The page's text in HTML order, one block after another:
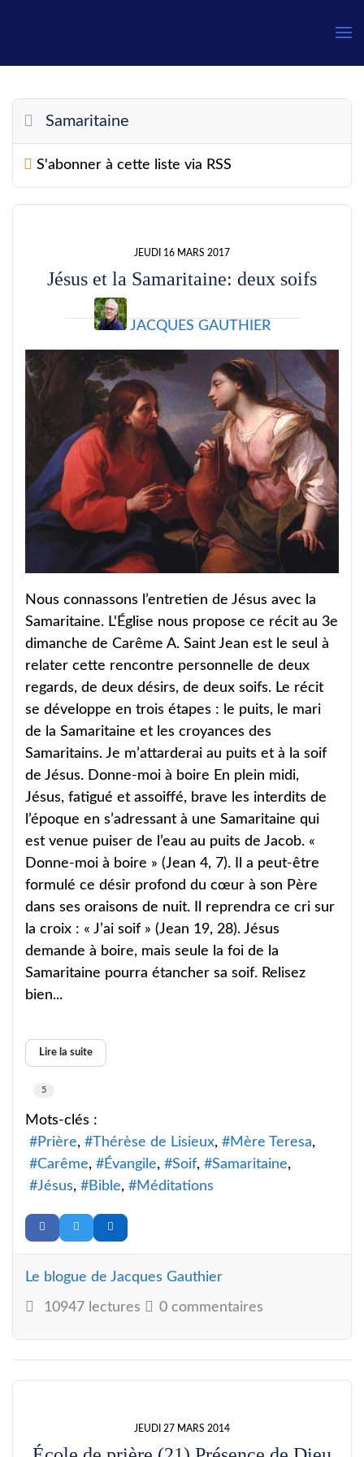
Samaritaine
S'abonner à cette liste via RSS
JEUDI 16 MARS 2017
Jésus et la Samaritaine: deux soifs
JACQUES GAUTHIER
Nous connassons l’entretien de Jésus avec la
Samaritaine. L'Église nous propose ce récit au 3e
dimanche de Carême A. Saint Jean est le seul à
relater cette rencontre personnelle de deux
regards, de deux désirs, de deux soifs. Le récit
se développe en trois étapes : le puits, le mari
de la Samaritaine et les croyances des
Samaritains. Je m’attarderai au puits et à la soif
de Jésus. Donne-moi à boire En plein midi,
Jésus, fatigué et assoiffé, brave les interdits de
l’époque en s’adressant à une Samaritaine qui
est venue puiser de l’eau au puits de Jacob. «
Donne-moi à boire » (Jean 4, 7). Il a peut-être
formulé ce désir profond du cœur à son Père
dans ses oraisons de nuit. Il reprendra ce cri sur
la croix : « J’ai soif » (Jean 19, 28). Jésus
demande à boire, mais seule la foi de la
Samaritaine pourra étancher sa soif. Relisez
bien...
Lire la suite
5
Mots-clés :
Prière
Thérèse de Lisieux
Mère Teresa
Carême
Évangile Soif
Samaritaine
Jésus
Bible Méditations
Le blogue de Jacques Gauthier
10947 lectures 0 commentaires
JEUDI 27 MARS 2014